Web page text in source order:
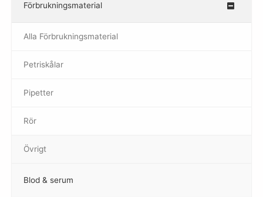
Förbrukningsmaterial
Alla Förbrukningsmaterial
Petriskålar
Pipetter
Rör
Övrigt
Blod & serum